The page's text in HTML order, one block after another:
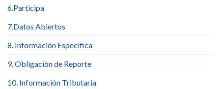
6.Participa
7.Datos Abiertos
8. Información Específica
9. Obligación de Reporte
10. Información Tributaria